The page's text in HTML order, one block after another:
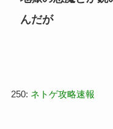
んだが
250: ネトゲ攻略速報